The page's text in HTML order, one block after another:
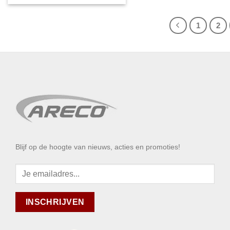
1 2
Blijf op de hoogte van nieuws, acties en promoties!